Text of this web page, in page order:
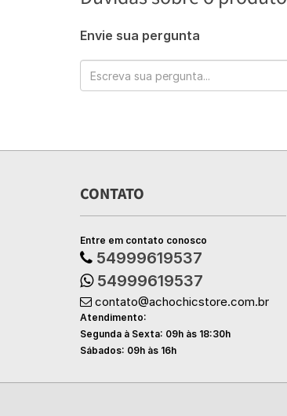
Envie sua pergunta
CONTATO
Entre em contato conosco
54999619537
54999619537
contato@achochicstore.com.br
Atendimento:
Segunda à Sexta: 09h às 18:30h
Sábados: 09h às 16h